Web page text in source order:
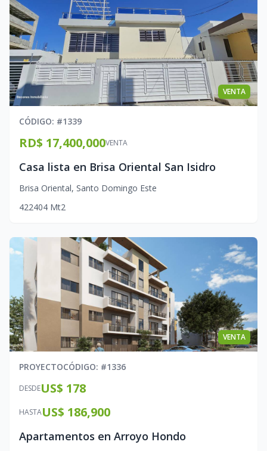
VENTA
CÓDIGO: #1339
VENTA
RD$ 17,400,000
Casa lista en Brisa Oriental San Isidro
Brisa Oriental, Santo Domingo Este
422404 Mt2
VENTA
PROYECTOCÓDIGO: #1336
DESDEUS$ 178
HASTAUS$ 186,900
Apartamentos en Arroyo Hondo